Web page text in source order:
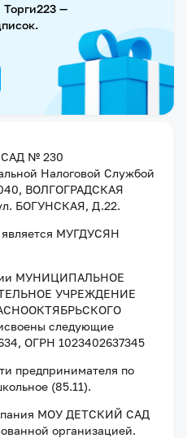
—
№ 230
Налоговой Службой
ВОЛГОГРАДСКАЯ
БОГУНСКАЯ, Д.22.
МУГДУСЯН
МУНИЦИПАЛЬНОЕ
УЧРЕЖДЕНИЕ
следующие
, ОГРН 1023402637345
предпринимателя по
(85.11).
МОУ ДЕТСКИЙ САД
организацией.